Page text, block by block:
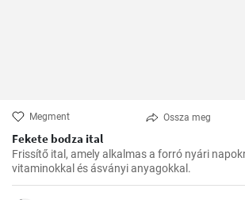
Megment Ossza meg
Fekete bodza ital
Frissítő ital, amely alkalmas a forró nyári
vitaminokkal és ásványi anyagokkal.